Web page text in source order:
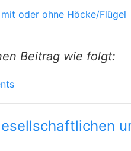
oder ohne Höcke/Flügel
Beitrag wie folgt: